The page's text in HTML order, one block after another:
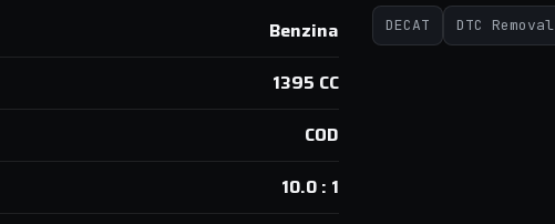
Benzina
1395 CC
COD
10.0 : 1
DECAT DTC Removal